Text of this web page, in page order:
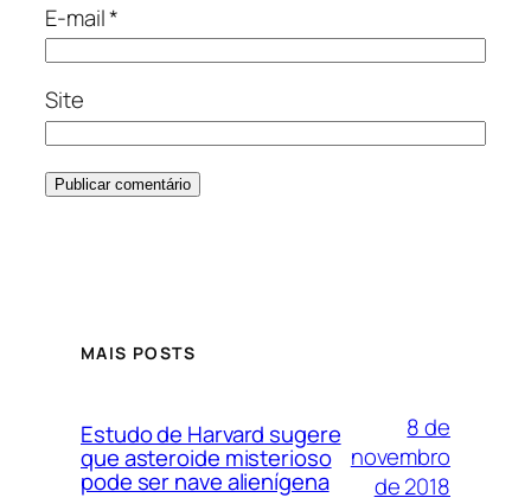
E-mail*
Site
MAIS POSTS
Estudo de Harvard sugere
que asteroide misterioso
pode ser nave alienígena
8 de
novembro
de 2018